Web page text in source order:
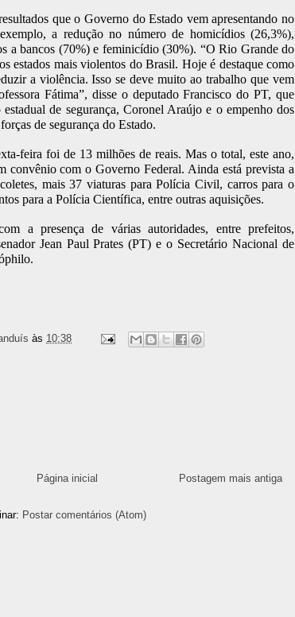
que o Governo do Estado vem apresentando no
a redução no número de homicídios (26,3%),
a bancos (70%) e feminicídio (30%). “O Rio Grande do
estados mais violentos do Brasil. Hoje é destaque como
a violência. Isso se deve muito ao trabalho que vem
Fátima”, disse o deputado Francisco do PT, que
de segurança, Coronel Araújo e o empenho dos
de segurança do Estado.
feira foi de 13 milhões de reais. Mas o total, este ano,
convênio com o Governo Federal. Ainda está prevista a
mais 37 viaturas para Polícia Civil, carros para o
para a Polícia Científica, entre outras aquisições.
a presença de várias autoridades, entre prefeitos,
Jean Paul Prates (PT) e o Secretário Nacional de
às 10:38
Postagem mais antiga
Página inicial
Postar comentários (Atom)